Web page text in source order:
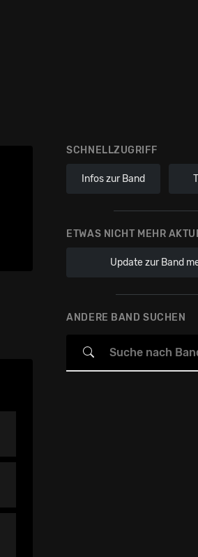
SCHNELLZUGRIFF
Infos zur Band
ETWAS NICHT MEHR
Update zur Band
ANDERE BAND SUCHEN